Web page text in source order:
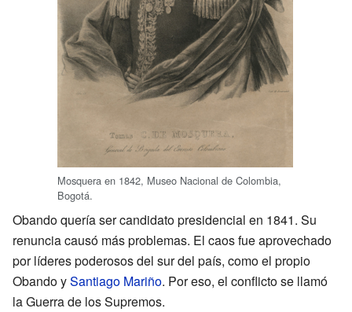
Mosquera en 1842, Museo Nacional de Colombia,
Bogotá.
Obando quería ser candidato presidencial en 1841. Su
renuncia causó más problemas. El caos fue aprovechado
por líderes poderosos del sur del país, como el propio
Obando ySantiago Mariño. Por eso, el conflicto se llamó
la Guerra de los Supremos.